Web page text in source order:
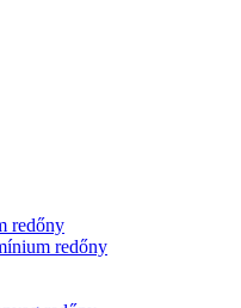
redőny
redőny